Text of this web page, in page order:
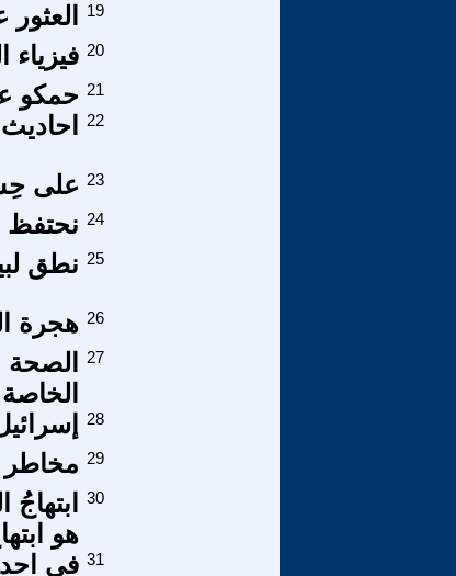
19
20
حمكو 21
22
على 23
24
نطق 25
هجرة 26
الصحة
الخاصة
27
28
مخاطر 29
هو
30
في 31